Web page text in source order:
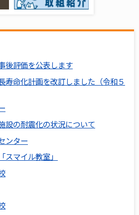
後評価を公表します
寿命化計画を改訂しました（令和５
設の耐震化の状況について
ンター
スマイル教室」